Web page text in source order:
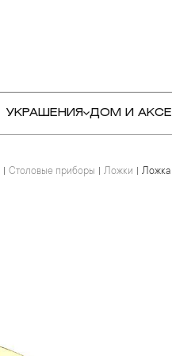
УКРАШЕНИЯ ДОМ И
Столовые приборы Ложки Ложка